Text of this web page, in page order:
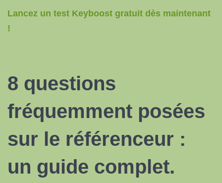
Lancez un test Keyboost gratuit dès maintenant
!
8 questions
fréquemment posées
sur le référenceur :
un guide complet.